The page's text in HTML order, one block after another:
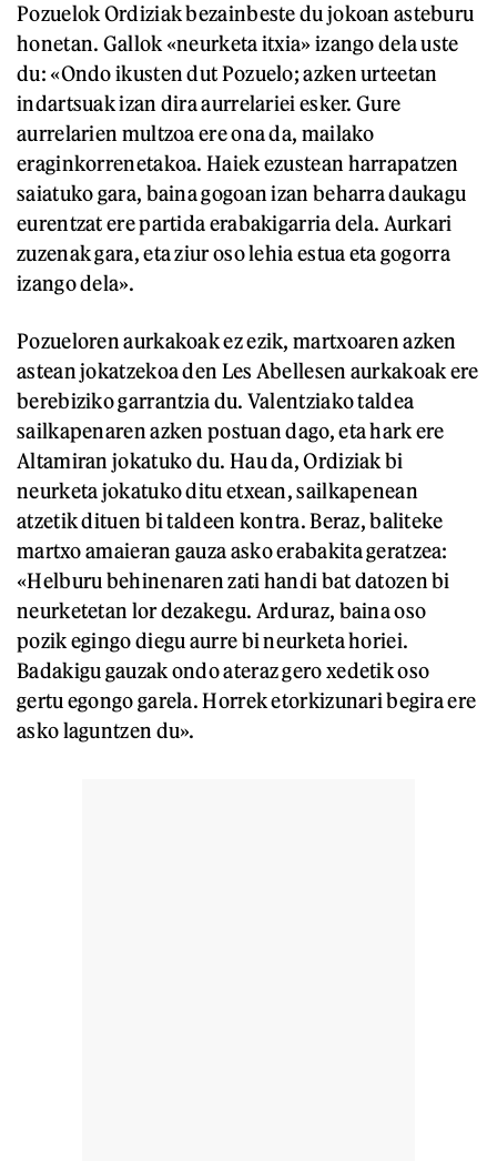
Pozuelok Ordiziak bezainbeste du jokoan asteburu
honetan. Gallok «neurketa itxia» izango dela uste
du: «Ondo ikusten dut Pozuelo; azken urteetan
indartsuak izan dira aurrelariei esker. Gure
aurrelarien multzoa ere ona da, mailako
eraginkorrenetakoa. Haiek ezustean harrapatzen
saiatuko gara, baina gogoan izan beharra daukagu
eurentzat ere partida erabakigarria dela. Aurkari
zuzenak gara, eta ziur oso lehia estua eta gogorra
izango dela».
Pozueloren aurkakoak ez ezik, martxoaren azken
astean jokatzekoa den Les Abellesen aurkakoak ere
berebiziko garrantzia du. Valentziako taldea
sailkapenaren azken postuan dago, eta hark ere
Altamiran jokatuko du. Hau da, Ordiziak bi
neurketa jokatuko ditu etxean, sailkapenean
atzetik dituen bi taldeen kontra. Beraz, baliteke
martxo amaieran gauza asko erabakita geratzea:
«Helburu behinenaren zati handi bat datozen bi
neurketetan lor dezakegu. Arduraz, baina oso
pozik egingo diegu aurre bi neurketa horiei.
Badakigu gauzak ondo ateraz gero xedetik oso
gertu egongo garela. Horrek etorkizunari begira ere
asko laguntzen du».